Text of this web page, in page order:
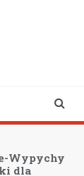
Wypychy
dla